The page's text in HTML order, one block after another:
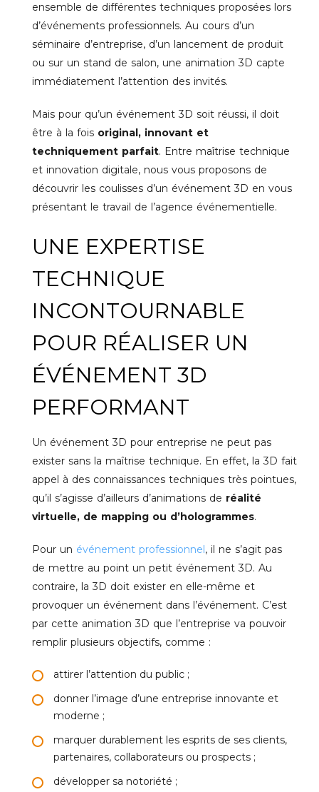
ensemble de différentes techniques proposées lors
d’événements professionnels. Au cours d’un
séminaire d’entreprise, d’un lancement de produit
ou sur un stand de salon, une animation 3D capte
immédiatement l’attention des invités.
Mais pour qu’un événement 3D soit réussi, il doit
être à la fois original, innovant et
techniquement parfait. Entre maîtrise technique
et innovation digitale, nous vous proposons de
découvrir les coulisses d’un événement 3D en vous
présentant le travail de l’agence événementielle.
UNE EXPERTISE
TECHNIQUE
INCONTOURNABLE
POUR RÉALISER UN
ÉVÉNEMENT 3D
PERFORMANT
Un événement 3D pour entreprise ne peut pas
exister sans la maîtrise technique. En effet, la 3D fait
appel à des connaissances techniques très pointues,
qu’il s’agisse d’ailleurs d’animations de réalité
virtuelle, de mapping ou d’hologrammes.
Pour un événement professionnel , il ne s’agit pas
de mettre au point un petit événement 3D. Au
contraire, la 3D doit exister en elle-même et
provoquer un événement dans l’événement. C’est
par cette animation 3D que l’entreprise va pouvoir
remplir plusieurs objectifs, comme :
attirer l’attention du public ;
donner l’image d’une entreprise innovante et
moderne ;
marquer durablement les esprits de ses clients,
partenaires, collaborateurs ou prospects ;
développer sa notoriété ;